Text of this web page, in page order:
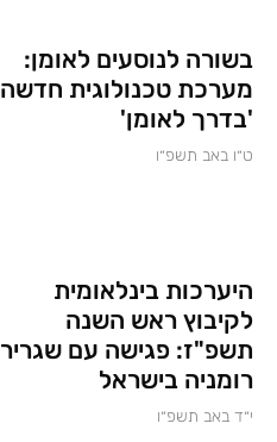
בשורה לנוסעים לאומן:
מערכת טכנולוגית חדשה
'בדרך לאומן'
ט״ו באב תשפ״ו
היערכות בינלאומית
לקיבוץ ראש השנה
תשפ"ז: פגישה עם שגריר
רומניה בישראל
י״ד באב תשפ״ו